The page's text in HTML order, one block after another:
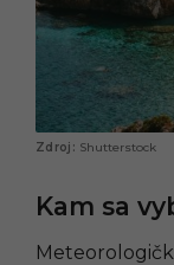
Shutterstock
Kam sa